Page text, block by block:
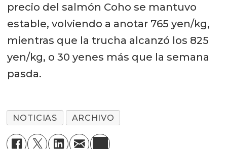
precio del salmón Coho se mantuvo
estable, volviendo a anotar 765 yen/kg,
mientras que la trucha alcanzó los 825
yen/kg, o 30 yenes más que la semana
pasda.
NOTICIAS ARCHIVO